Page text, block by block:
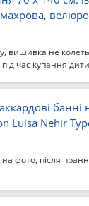
вишивка не
час купання
банні
Luisa Nehir
на фото, після